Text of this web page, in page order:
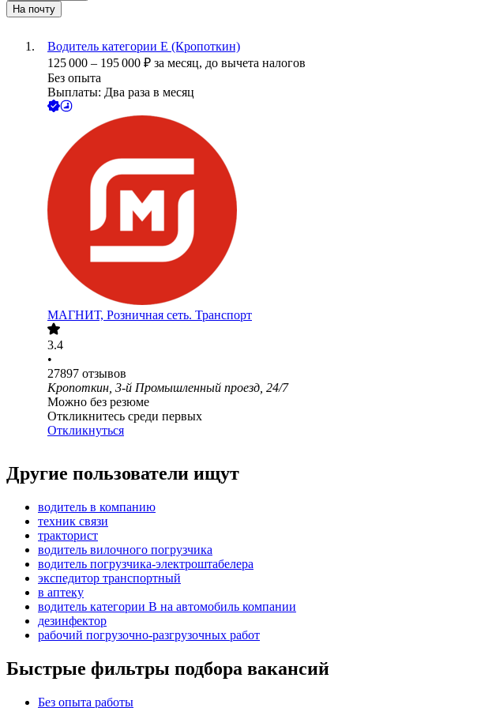
На почту
Водитель категории Е (Кропоткин)
125 000 – 195 000 ₽ за месяц, до вычета налогов
Без опыта
Выплаты: Два раза в месяц
МАГНИТ, Розничная сеть. Транспорт
3.4
•
27897 отзывов
Кропоткин, 3-й Промышленный проезд, 24/7
Можно без резюме
Откликнитесь среди первых
Откликнуться
Другие пользователи ищут
водитель в компанию
техник связи
тракторист
водитель вилочного погрузчика
водитель погрузчика-электроштабелера
экспедитор транспортный
в аптеку
водитель категории B на автомобиль компании
дезинфектор
рабочий погрузочно-разгрузочных работ
Быстрые фильтры подбора вакансий
Без опыта работы